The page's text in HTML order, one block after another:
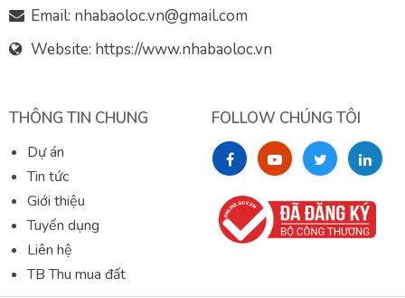
Email: nhabaoloc.vn@gmail.com
Website: https://www.nhabaoloc.vn
THÔNG TIN CHUNG
Dự án
Tin tức
Giới thiệu
Tuyển dụng
Liên hệ
TB Thu mua đất
FOLLOW CHÚNG TÔI